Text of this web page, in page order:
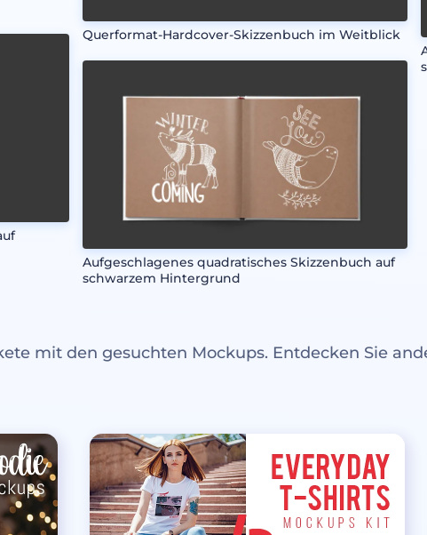
Querformat-Hardcover-Skizzenbuch im Weitblick
Aufgeschlagenes quadratisches Skizzenbuch auf
schwarzem Hintergrund
mit den gesuchten Mockups. Entdecken Sie